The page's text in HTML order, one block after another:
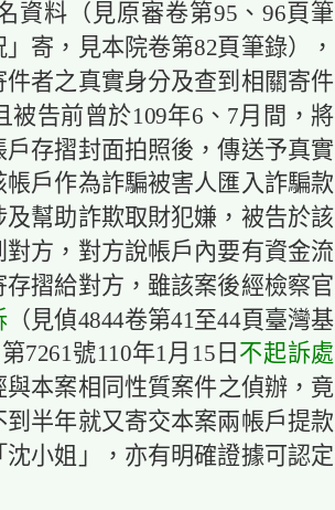
資料（見原審卷第95、96頁筆
寄，見本院卷第82頁筆錄），
者之真實身分及查到相關寄件
告前曾於109年6、7月間，將
存摺封面拍照後，傳送予真實
戶作為詐騙被害人匯入詐騙款
幫助詐欺取財犯嫌，被告於該
方，對方說帳戶內要有資金流
摺給對方，雖該案後經檢察官
（見偵4844卷第41至44頁臺灣基
7261號110年1月15日 不起訴處
本案相同性質案件之偵辦，竟
半年就又寄交本案兩帳戶提款
小姐」，亦有明確證據可認定